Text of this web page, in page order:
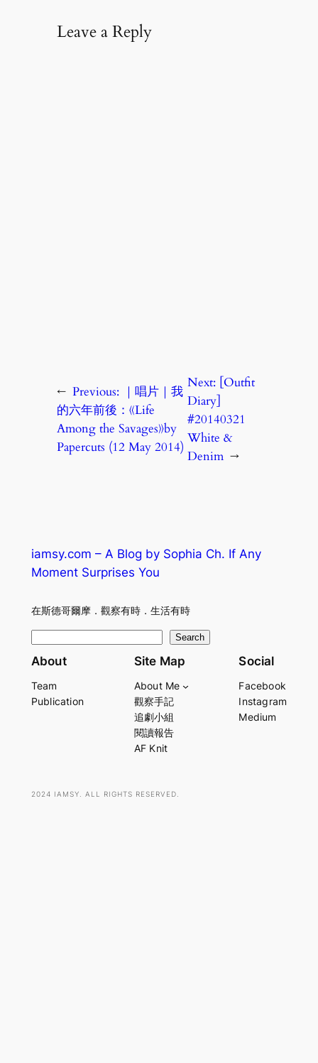
Leave a Reply
← Previous: ｜唱片｜我
的六年前後：《Life
Among the Savages》by
Papercuts (12 May 2014)
Next: [Outfit
Diary]
#20140321
White &
Denim →
iamsy.com – A Blog by Sophia Ch. If Any
Moment Surprises You
在斯德哥爾摩．觀察有時．生活有時
e
r
Search
About
Team
Publication
Site Map
About Me
觀察手記
追劇小組
閱讀報告
AF Knit
Social
Facebook
Instagram
Medium
2024 IAMSY. ALL RIGHTS RESERVED.